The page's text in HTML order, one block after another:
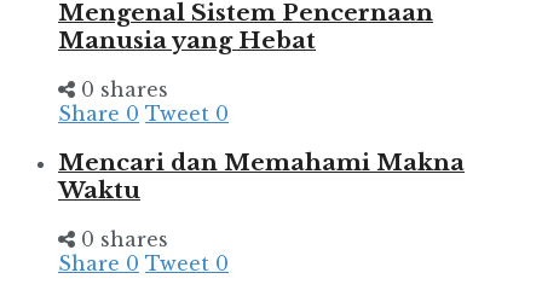
Mengenal Sistem Pencernaan
Manusia yang Hebat
0 shares
Share 0 Tweet 0
Mencari dan Memahami Makna
Waktu
0 shares
Share 0 Tweet 0